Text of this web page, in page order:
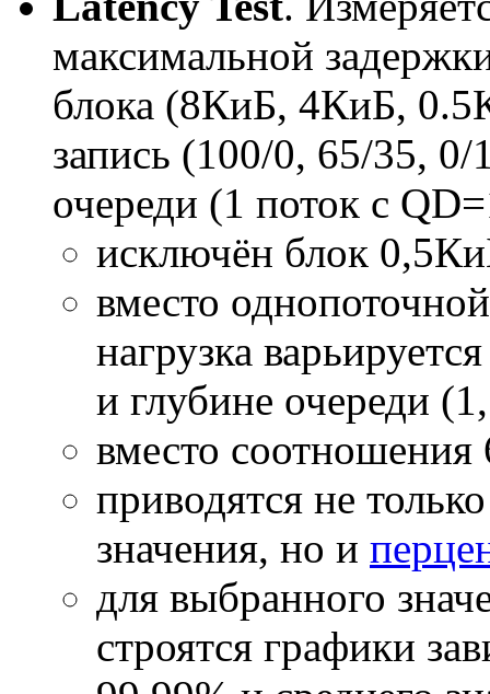
максимальной
блока (8КиБ, 4КиБ,
запись (100/0, 65/35,
очереди (1 поток с
исключён блок
вместо
нагрузка
и глубине очереди
вместо соотношения
приводятся не
значения, но и
для выбранного
строятся графики